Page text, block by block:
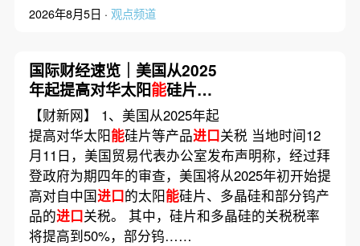
2026年8月5日 · 观点频道
国际财经速览｜美国从2025
年起提高对华太阳能硅片等
产品进口 关税
【财新网】 1、美国从2025年起
提高对华太阳能硅片等产品进口关税 当地时间12
月11日，美国贸易代表办公室发布声明称，经过拜
登政府为期四年的审查，美国将从2025年初开始提
高对自中国进口的太阳能硅片、多晶硅和部分钨产
品的进口关税。 其中，硅片和多晶硅的关税税率
将提高到50%，部分钨……